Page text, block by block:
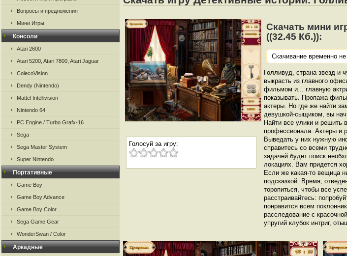
Вопросы и предложения
Мини Игры
Консоли
Atari 2600
Atari 5200, Atari 7800, Atari Jaguar
ColecoVision
Dendy (Nintendo)
Mattel Intellivision
Nintendo 64
PC Engine / Turbo Grafx-16
Sega
Sega Master System
Super Nintendo
Портативные
Game Boy
Game Boy Advance
Game Boy Color
Sega Game Gear
WonderSwan / Color
Аркадные
Голосуй за игру:
Скачать мини
((32.45 Кб.)):
Скачивание временно
Голливуд, страна звезд и
выкрасть из главного
фильмом и... главную
показывать. Пропажа
актеры. Но где же найти
девушкой-сыщиком, вы
Найти все улики и решить
профессионала. Актеры и
Выведать у них нужную
справитесь со всеми
задачей будет поиск
локациях. Вам придется
Если же какая-то вещица
подсказкой. Время,
торопиться, чтобы все
расстраивайтесь:
понравится всем
расследование с
упругий клубок интриг,